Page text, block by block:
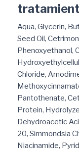
Aqua, Glycerin,
Seed Oil,
Phenoxyethanol,
Chloride,
Pantothenate,
Protein,
Dehydroacetic
20, Simmondsia
Niacinamide,